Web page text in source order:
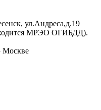
ул.Андреса,д.19
МРЭО ОГИБДД).
Москве